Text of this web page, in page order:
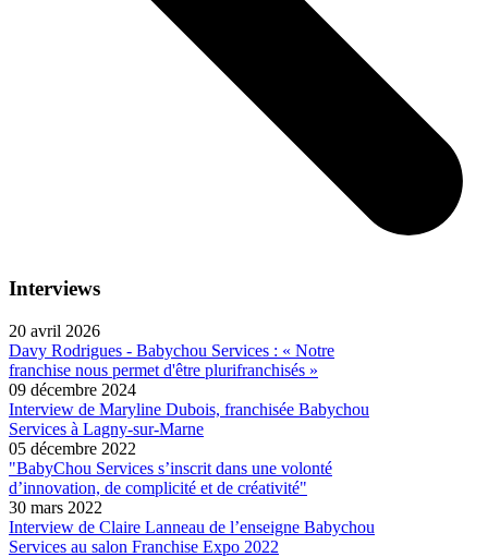
Interviews
20 avril 2026
Davy Rodrigues - Babychou Services : « Notre
franchise nous permet d'être plurifranchisés »
09 décembre 2024
Interview de Maryline Dubois, franchisée Babychou
Services à Lagny-sur-Marne
05 décembre 2022
"BabyChou Services s’inscrit dans une volonté
d’innovation, de complicité et de créativité"
30 mars 2022
Interview de Claire Lanneau de l’enseigne Babychou
Services au salon Franchise Expo 2022